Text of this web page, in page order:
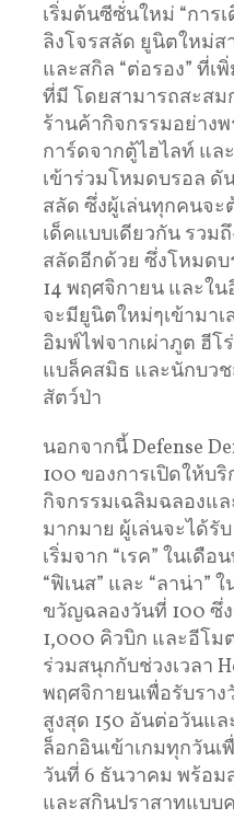
เริ่มต้นซีซั่นใหม่ “การ
ลิงโจรสลัด ยูนิตใหม่ส
และสกิล “ต่อรอง” ที่
ที่มี โดยสามารถสะสม
ร้านค้ากิจกรรมอย่าง
การ์ดจากตู้ไฮไลท์ แ
เข้าร่วมโหมดบรอล ดั
สลัด ซึ่งผู้เล่นทุกคนจะ
เด็คแบบเดียวกัน รวม
สลัดอีกด้วย ซึ่งโหมดบ
14 พฤศจิกายน และใ
จะมียูนิตใหม่ๆเข้ามา
อิมพ์ไฟจากเผ่าภูต ฮีโ
แบล็คสมิธ และนักบวช
สัตว์ป่า
นอกจากนี้ Defense
100 ของการเปิดให้บ
กิจกรรมเฉลิมฉลองแ
มากมาย ผู้เล่นจะได้รั
เริ่มจาก “เรค” ในเดื
“ฟิเนส” และ “ลาน่า”
ขวัญฉลองวันที่ 100 ซึ่
1,000 คิวบิก และอีโ
ร่วมสนุกกับช่วงเวลา
พฤศจิกายนเพื่อรับราง
สูงสุด 150 อันต่อวันแล
ล็อกอินเข้าเกมทุกวัน
วันที่ 6 ธันวาคม พร้อ
และสกินปราสาทแบบ